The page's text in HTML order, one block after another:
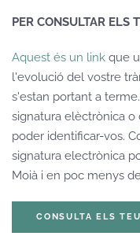
PER CONSULTAR ELS
Aquest és un link que
l'evolució del vostre
s'estan portant a
signatura elèctrònica
poder identificar-vos.
signatura electrònica
Moià i en poc menys
CONSULTA ELS